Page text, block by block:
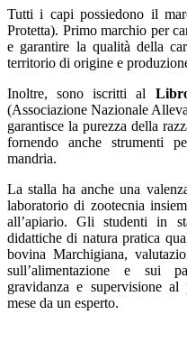
Tutti i capi possiedono il
Protetta). Primo marchio per
e garantire la qualità della
territorio di origine e
Inoltre, sono iscritti al
(Associazione Nazionale
garantisce la purezza della
fornendo anche strumenti
mandria.
La stalla ha anche una
laboratorio di zootecnia
all’apiario. Gli studenti in
didattiche di natura pratica
bovina Marchigiana,
sull’alimentazione e sui
gravidanza e supervisione
mese da un esperto.